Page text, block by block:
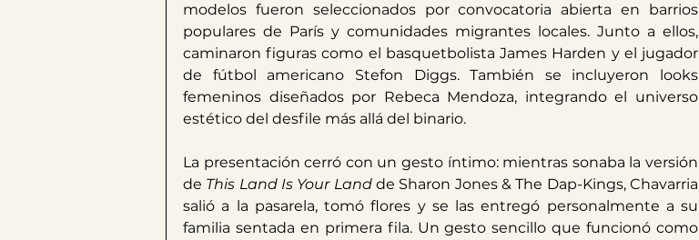
modelos fueron seleccionados por convocatoria abierta en barrios
populares de París y comunidades migrantes locales. Junto a ellos,
caminaron figuras como el basquetbolista James Harden y el jugador
de fútbol americano Stefon Diggs. También se incluyeron looks
femeninos diseñados por Rebeca Mendoza, integrando el universo
estético del desfile más allá del binario.
La presentación cerró con un gesto íntimo: mientras sonaba la versión
de This Land Is Your Land de Sharon Jones & The Dap-Kings, Chavarria
salió a la pasarela, tomó flores y se las entregó personalmente a su
familia sentada en primera fila. Un gesto sencillo que funcionó como